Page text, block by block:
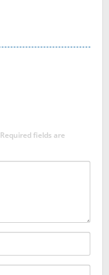
Required fields are